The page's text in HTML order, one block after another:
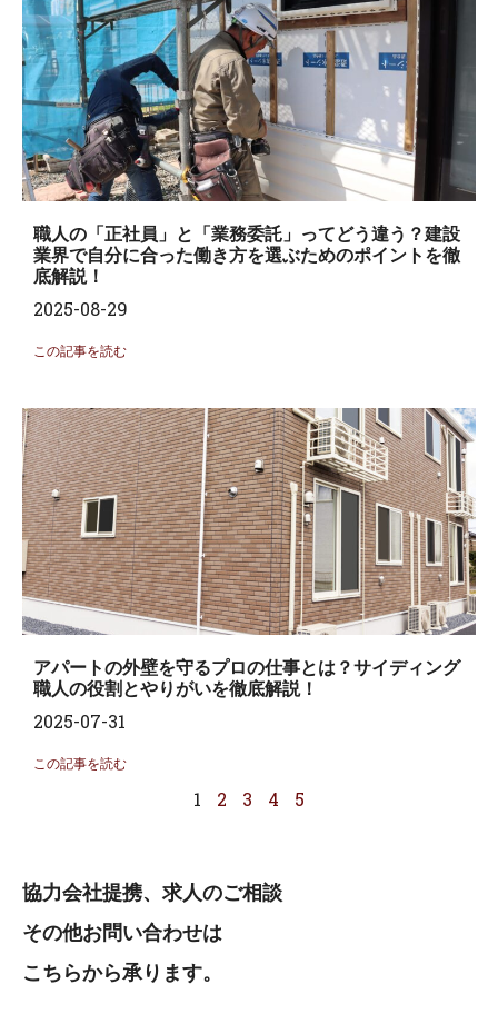
職人の「正社員」と「業務委託」ってどう違う？建設
業界で自分に合った働き方を選ぶためのポイントを徹
底解説！
2025-08-29
この記事を読む
アパートの外壁を守るプロの仕事とは？サイディング
職人の役割とやりがいを徹底解説！
2025-07-31
この記事を読む
1 2 3 4 5
協力会社提携、求人のご相談
その他お問い合わせは
こちらから承ります。